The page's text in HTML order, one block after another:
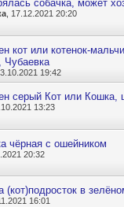
собачка, может
, 17.12.2021 20:20
кот или котенок-
Чубаевка
19:42
серый Кот или Кошка,
13:23
чёрная с ошейником
20:32
(кот)подросток в
16:01